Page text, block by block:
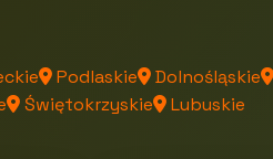
Podlaskie Dolnośląskie
Świętokrzyskie Lubuskie